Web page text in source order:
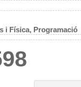
i Física, Programació